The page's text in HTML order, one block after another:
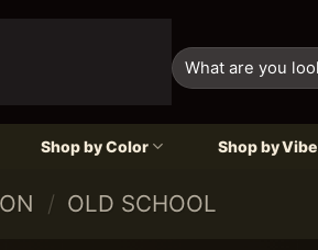
Tìm
kiếm:
Shop by Color Shop by Vibe
/ OLD SCHOOL